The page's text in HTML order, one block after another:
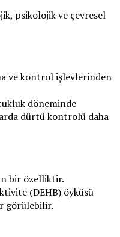
psikolojik ve çevresel
ve kontrol işlevlerinden
döneminde
dürtü kontrolü daha
bir özelliktir.
(DEHB) öyküsü
görülebilir.